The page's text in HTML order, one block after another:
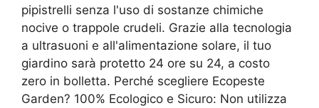
pipistrelli senza l'uso di sostanze chimiche
nocive o trappole crudeli. Grazie alla tecnologia
a ultrasuoni e all'alimentazione solare, il tuo
giardino sarà protetto 24 ore su 24, a costo
zero in bolletta. Perché scegliere Ecopeste
Garden? 100% Ecologico e Sicuro: Non utilizza